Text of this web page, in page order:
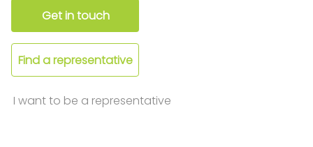
Get in touch
Find a representative
I want to be a representative